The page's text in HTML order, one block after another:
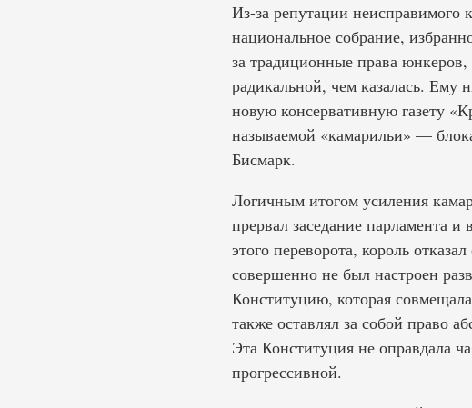
Из-за репутации неисправимого
национальное собрание,
за традиционные права юнкеров,
радикальной, чем казалась. Ему
новую консервативную газету
называемой «камарильи» —
Бисмарк.
Логичным итогом усиления
прервал заседание парламента
этого переворота, король
совершенно не был настроен
Конституцию, которая
также оставлял за собой право
Эта Конституция не оправдала
прогрессивной.